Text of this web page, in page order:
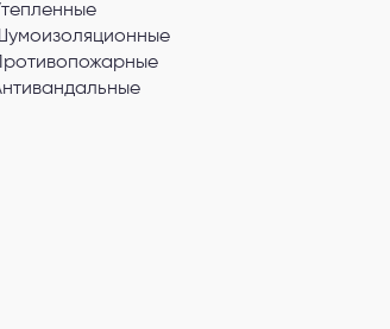
Противопожарные